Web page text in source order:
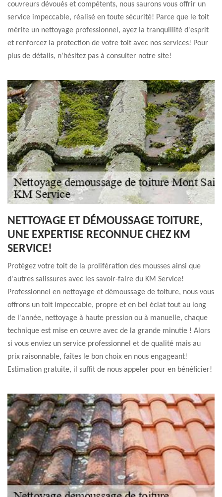
couvreurs dévoués et compétents, nous saurons vous offrir un
service impeccable, réalisé en toute sécurité! Parce que le toit
mérite un nettoyage professionnel, ayez la tranquillité d'esprit
et renforcez la protection de votre toit avec nos services! Pour
plus de détails, n'hésitez pas à consulter notre site!
NETTOYAGE ET DÉMOUSSAGE TOITURE,
UNE EXPERTISE RECONNUE CHEZ KM
SERVICE!
Protégez votre toit de la prolifération des mousses ainsi que
d'autres salissures avec les savoir-faire du KM Service!
Professionnel en nettoyage et démoussage de toiture, nous vous
offrons un toit impeccable, propre et en bel éclat tout au long
de l'année, nettoyage à haute pression ou à manuelle, chaque
technique est mise en œuvre avec de la grande minutie ! Alors
si vous enviez un service professionnel et de qualité mais au
prix raisonnable, faîtes le bon choix en nous engageant!
Estimation gratuite, il suffit de nous appeler pour en bénéficier!